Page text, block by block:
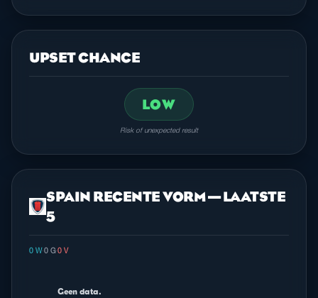
UPSET CHANCE
LOW
Risk of unexpected result
SPAIN RECENTE VORM — LAATSTE
5
0 W·0 G·0 V
Geen data.